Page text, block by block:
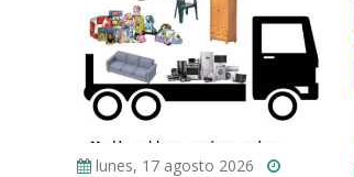
lunes, 17 agosto 2026